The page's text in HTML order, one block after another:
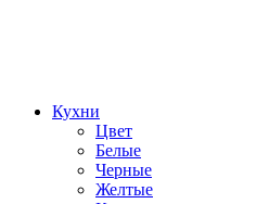
Кухни
Цвет
Белые
Черные
Желтые